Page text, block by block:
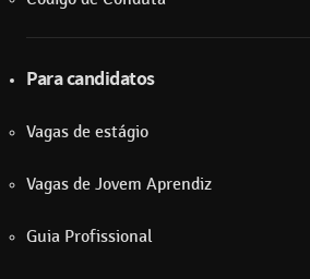
Para candidatos
Vagas de estágio
Vagas de Jovem Aprendiz
Guia Profissional